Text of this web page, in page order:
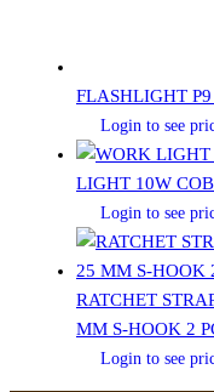
FLASHLIGHT
Login to see
LIGHT 10W
Login to see
RATCHET
MM S-HOOK 2
Login to see